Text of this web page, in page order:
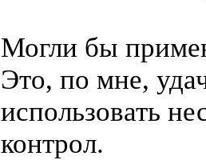
Могли бы
Это, по мне,
использовать
контрол.